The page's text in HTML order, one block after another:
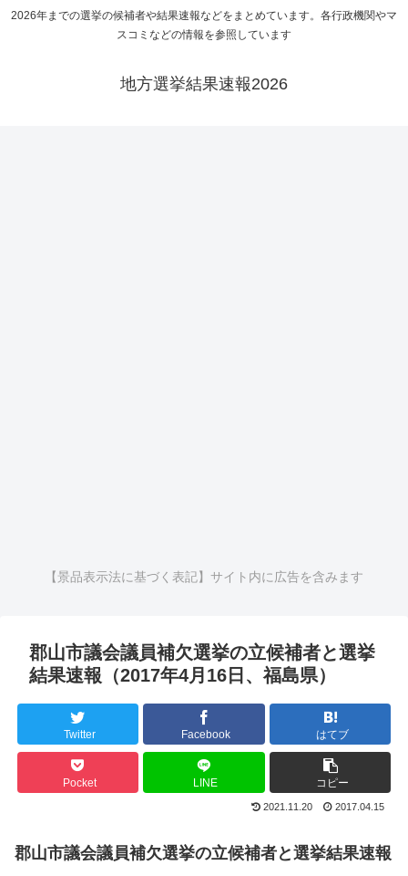
2026年までの選挙の候補者や結果速報などをまとめています。各行政機関やマ
スコミなどの情報を参照しています
地方選挙結果速報2026
【景品表示法に基づく表記】サイト内に広告を含みます
郡山市議会議員補欠選挙の立候補者と選挙
結果速報（2017年4月16日、福島県）
Twitter Facebook はてブ
Pocket LINE コピー
2021.11.20 2017.04.15
郡山市議会議員補欠選挙の立候補者と選挙結果速報